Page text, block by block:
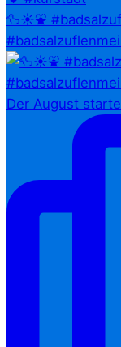
🦆☀️⛲
Der August